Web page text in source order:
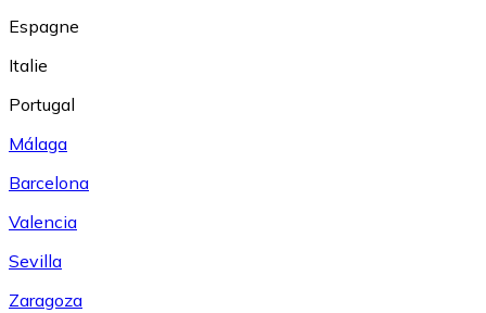
Espagne
Italie
Portugal
Málaga
Barcelona
Valencia
Sevilla
Zaragoza